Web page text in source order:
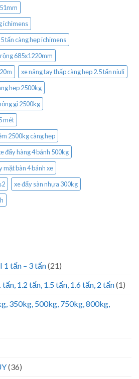
ichimens
tấn càng hẹp ichimens
685x1220mm
xe nâng tay thấp càng hẹp 2.5 tấn niuli
hẹp 2500kg
gỉ 2500kg
mét
2500kg càng hẹp
đẩy hàng 4 bánh 500kg
mặt bàn 4 bánh xe
xe đẩy sàn nhựa 300kg
tấn – 3 tấn(21)
1.2 tấn, 1.5 tấn, 1.6 tấn, 2 tấn(1)
350kg, 500kg, 750kg, 800kg,
(36)